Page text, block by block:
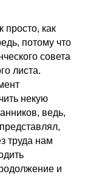
просто, как
потому что
совета
листа.
некую
ведь,
труда нам
и